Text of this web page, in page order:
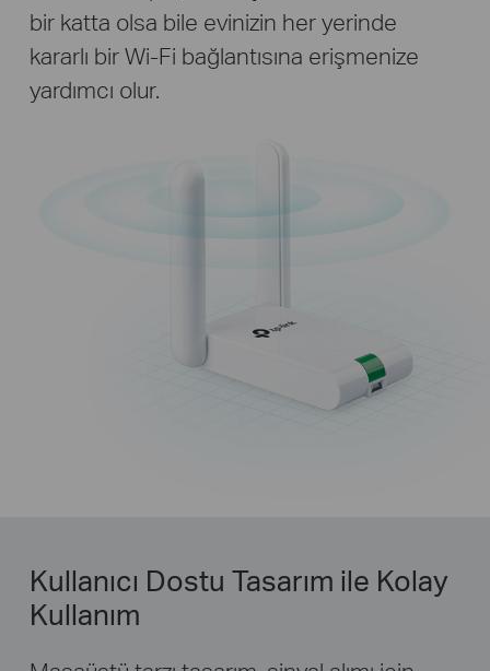
bir katta olsa bile evinizin her yerinde
kararlı bir Wi-Fi bağlantısına erişmenize
yardımcı olur.
Kullanıcı Dostu Tasarım ile Kolay
Kullanım